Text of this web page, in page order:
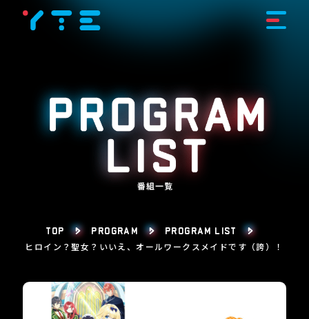
TOP PROGRAM PROGRAM LIST
ヒロイン？聖女？いいえ、オールワークスメイドです（誇）！